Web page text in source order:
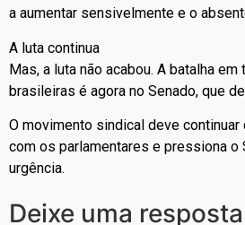
a aumentar sensivelmente e o
A luta continua
Mas, a luta não acabou. A batalha
brasileiras é agora no Senado, que
O movimento sindical deve
com os parlamentares e pressiona o
urgência.
Deixe uma resposta